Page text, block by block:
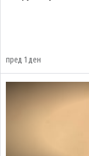
пред 1 ден